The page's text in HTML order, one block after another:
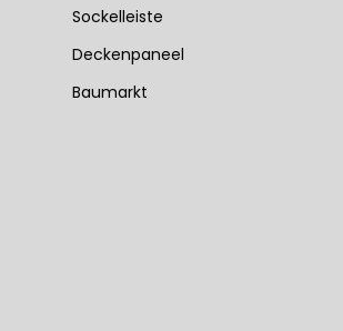
Sockelleiste
Deckenpaneel
Baumarkt